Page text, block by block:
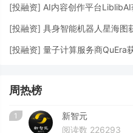
[投融资] AI内容创作平台
[投融资] 具身智能机器人星海图
[投融资] 量子计算服务商QuEra
周热榜
1
新智元
阅读数 226293